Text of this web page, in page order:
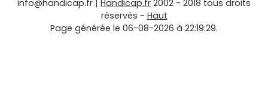
info@handicap.fr | Handicap.fr 2002 - 2018 tous droits
réservés - Haut
Page générée le 06-08-2026 à 22:19:29.